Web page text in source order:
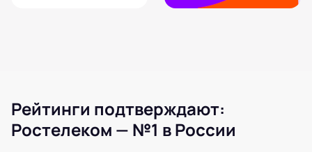
Рейтинги подтверждают:
Ростелеком — №1 в России